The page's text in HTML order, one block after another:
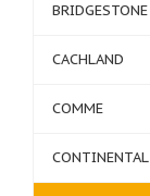
BRIDGESTONE
CACHLAND
COMME
CONTINENTAL